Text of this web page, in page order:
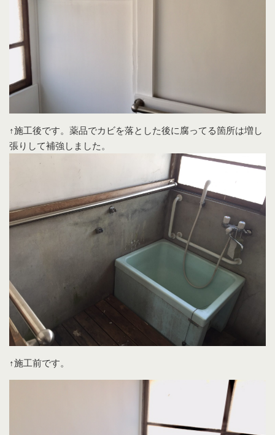
↑施工後です。薬品でカビを落とした後に腐ってる箇所は増し
張りして補強しました。
↑施工前です。